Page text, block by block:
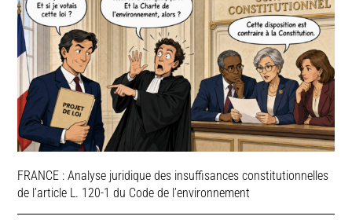
FRANCE : Analyse juridique des insuffisances constitutionnelles
de l’article L. 120-1 du Code de l’environnement